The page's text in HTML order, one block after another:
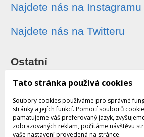
Najdete nás na Instagramu
Najdete nás na Twitteru
Ostatní
Sledování zásilek
Dárkové poukazy
Obchodní podmínky -
Tato stránka používá cookies
Soubory cookies používáme pro správné
stránky a jejích funkcí. Pomocí souborů
pamatujeme váš preferovaný jazyk,
zobrazovaných reklam, počítáme návštěvu
vaše nastavení provedená na stránce.